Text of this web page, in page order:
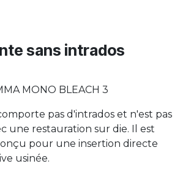
sans intrados
MONO BLEACH 3
pas d'intrados et n'est pas
une restauration sur die. Il est
pour une insertion directe
usinée.